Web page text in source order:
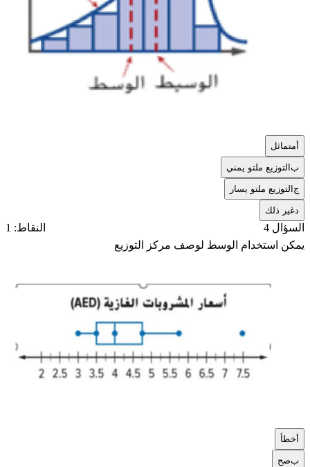
متماثل
بالتوزيع ملتو يمني
جالتوزيع ملتو يسار
غير ذلك
السؤال 4
النقاط: 1
يمكن استخدام الوسط لوصف مركز التوزيع
خطأ
بصح